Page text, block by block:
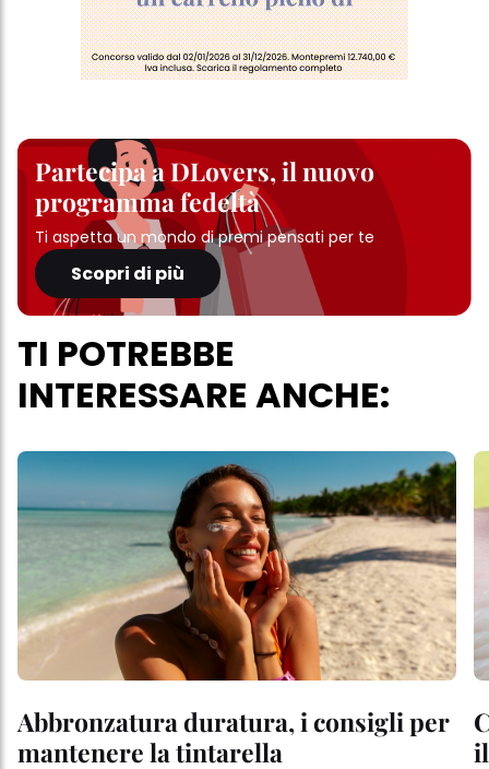
Partecipa a DLovers, il nuovo
programma fedeltà
Ti aspetta un mondo di premi pensati per te
Scopri di più
TI POTREBBE
INTERESSARE ANCHE:
Abbronzatura duratura, i consigli per
mantenere la tintarella